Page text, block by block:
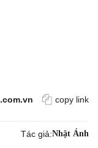
copy link
Tác giả:Nhật Ánh